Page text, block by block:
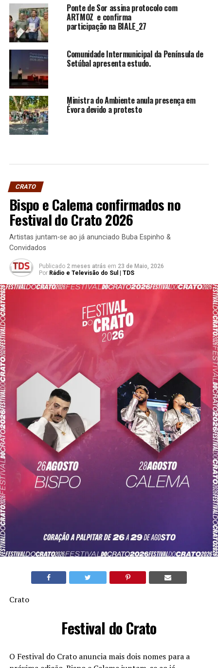
Ponte de Sor assina protocolo com
ARTMOZ e confirma
participação na BIALE_27
Comunidade Intermunicipal da Península de
Setúbal apresenta estudo.
Ministra do Ambiente anula presença em
Évora devido a protesto
CRATO
Bispo e Calema confirmados no
Festival do Crato 2026
Artistas juntam-se ao já anunciado Buba Espinho &
Convidados
Publicado 2 meses atrás em 23 de Maio, 2026
Por Rádio e Televisão do Sul | TDS
Crato
Festival do Crato
O Festival do Crato anuncia mais dois nomes para a